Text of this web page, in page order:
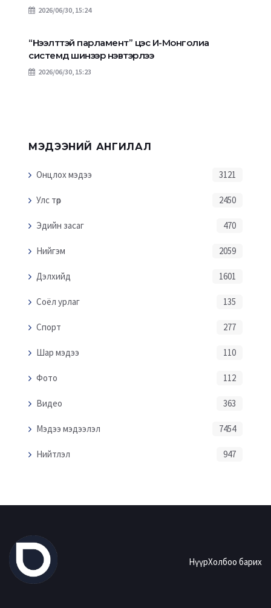
2026/06/30, 15:24
“Нээлттэй парламент” цэс И-Монголиа
системд шинээр нэвтэрлээ
2026/06/30, 15:23
МЭДЭЭНИЙ АНГИЛАЛ
Онцлох мэдээ 3121
Улс төр 2450
Эдийн засаг 470
Нийгэм 2059
Дэлхийд 1601
Соёл урлаг 135
Спорт 277
Шар мэдээ 110
Фото 112
Видео 363
Мэдээ мэдээлэл 7454
Нийтлэл 947
НүүрХолбоо барих